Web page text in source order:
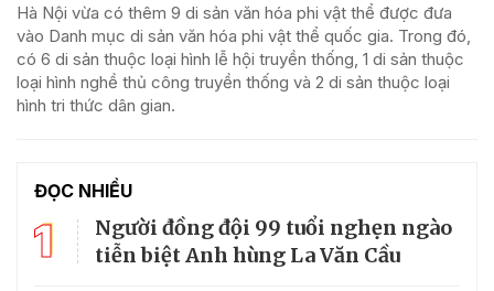
Hà Nội vừa có thêm 9 di sản văn hóa phi vật thể được đưa
vào Danh mục di sản văn hóa phi vật thể quốc gia. Trong đó,
có 6 di sản thuộc loại hình lễ hội truyền thống, 1 di sản thuộc
loại hình nghề thủ công truyền thống và 2 di sản thuộc loại
hình tri thức dân gian.
ĐỌC NHIỀU
1
Người đồng đội 99 tuổi nghẹn ngào
tiễn biệt Anh hùng La Văn Cầu